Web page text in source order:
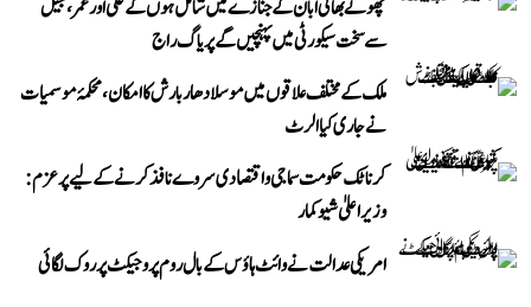
چھوٹے بھائی ابان کے جنازے میں شامل ہوں گے علی اور عمر، جیل
سے سخت سیکورٹی میں پہنچیں گے پریاگ راج
ملک کے مختلف علاقوں میں موسلادھار بارش کا امکان، محکمۂ موسمیات
نے جاری کیا الرٹ
کرناٹک حکومت سماجی و اقتصادی سروے نافذ کرنے کے لیے پرعزم:
وزیر اعلیٰ شیوکمار
امریکی عدالت نے وائٹ ہاؤس کے بال روم پروجیکٹ پر روک لگائی